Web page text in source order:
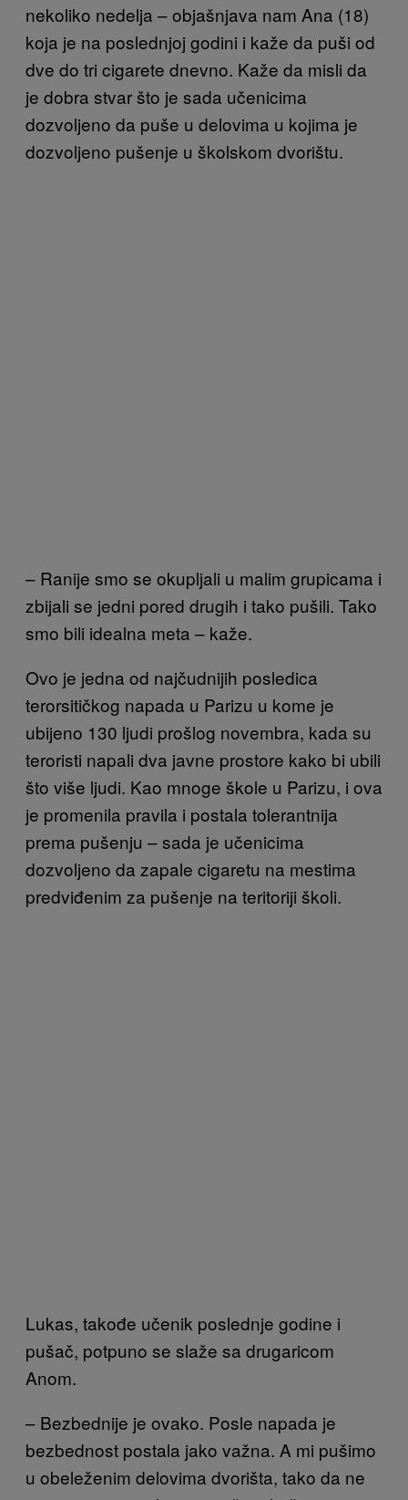
nekoliko nedelja – objašnjava nam Ana (18)
koja je na poslednjoj godini i kaže da puši od
dve do tri cigarete dnevno. Kaže da misli da
je dobra stvar što je sada učenicima
dozvoljeno da puše u delovima u kojima je
dozvoljeno pušenje u školskom dvorištu.
– Ranije smo se okupljali u malim grupicama i
zbijali se jedni pored drugih i tako pušili. Tako
smo bili idealna meta – kaže.
Ovo je jedna od najčudnijih posledica
terorsitičkog napada u Parizu u kome je
ubijeno 130 ljudi prošlog novembra, kada su
teroristi napali dva javne prostore kako bi ubili
što više ljudi. Kao mnoge škole u Parizu, i ova
je promenila pravila i postala tolerantnija
prema pušenju – sada je učenicima
dozvoljeno da zapale cigaretu na mestima
predviđenim za pušenje na teritoriji školi.
Lukas, takođe učenik poslednje godine i
pušač, potpuno se slaže sa drugaricom
Anom.
– Bezbednije je ovako. Posle napada je
bezbednost postala jako važna. A mi pušimo
u obeleženim delovima dvorišta, tako da ne